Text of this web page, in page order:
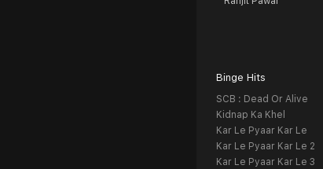
Binge Hits
SCB : Dead Or Alive
Kidnap Ka Khel
Kar Le Pyaar Kar Le
Kar Le Pyaar Kar Le 2
Kar Le Pyaar Kar Le 3